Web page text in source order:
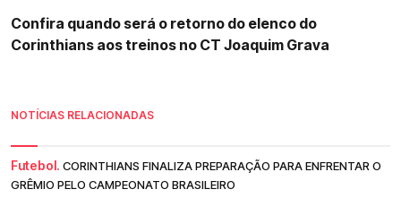
Confira quando será o retorno do elenco do
Corinthians aos treinos no CT Joaquim Grava
NOTÍCIAS RELACIONADAS
Futebol. CORINTHIANS FINALIZA PREPARAÇÃO PARA ENFRENTAR O
GRÊMIO PELO CAMPEONATO BRASILEIRO